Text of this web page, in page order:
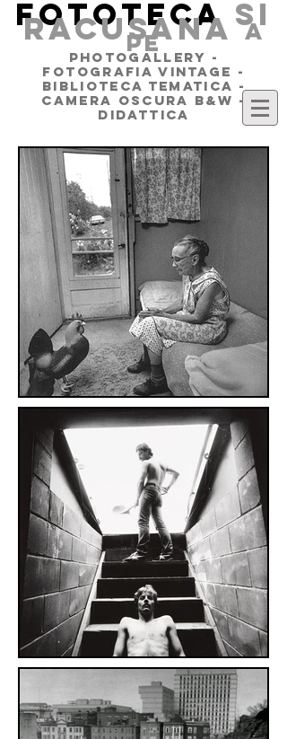
FOTOTECA SI
RACUSANAa
pe
PHOTOGALLERY -
FOTOGRAFIA VINTAGE -
BIBLIOTECA TEMATICA -
CAMERA OSCURA B&W -
DIDATTICA